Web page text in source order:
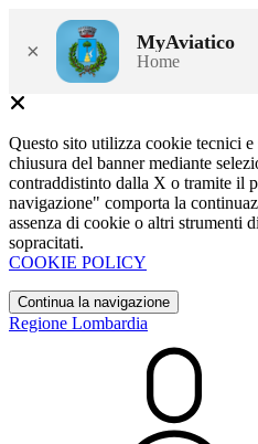
× MyAviatico
Home
Questo sito utilizza cookie tecnici
chiusura del banner mediante
contraddistinto dalla X o tramite il
navigazione" comporta la
assenza di cookie o altri strumenti
sopracitati.
COOKIE POLICY
Continua la navigazione
Regione Lombardia